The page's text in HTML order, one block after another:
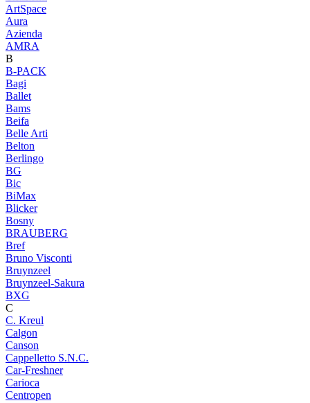
ArtSpace
Aura
Azienda
AМRA
B
B-PACK
Bagi
Ballet
Bams
Beifa
Belle Arti
Belton
Berlingo
BG
Bic
BiMax
Blicker
Bosny
BRAUBERG
Bref
Bruno Visconti
Bruynzeel
Bruynzeel-Sakura
BXG
C
C. Kreul
Calgon
Canson
Cappelletto S.N.C.
Car-Freshner
Carioca
Centropen